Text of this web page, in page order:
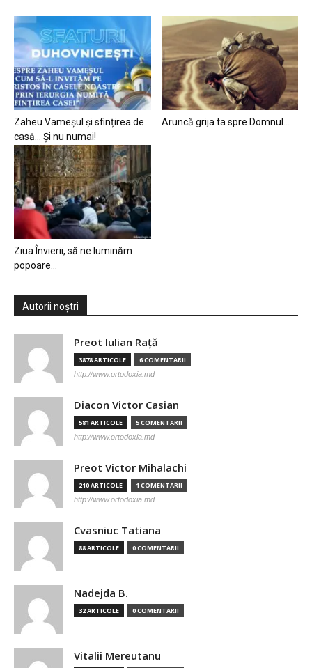
Zaheu Vameșul și sfințirea de
casă… Și nu numai!
Aruncă grija ta spre Domnul…
Ziua Învierii, să ne luminăm
popoare…
Autorii noștri
Preot Iulian Raţă
3878 ARTICOLE 6 COMENTARII
http://www.ortodoxia.md
Diacon Victor Casian
581 ARTICOLE 5 COMENTARII
http://www.ortodoxia.md
Preot Victor Mihalachi
210 ARTICOLE 1 COMENTARII
http://www.ortodoxia.md
Cvasniuc Tatiana
88 ARTICOLE 0 COMENTARII
Nadejda B.
32 ARTICOLE 0 COMENTARII
Vitalii Mereutanu